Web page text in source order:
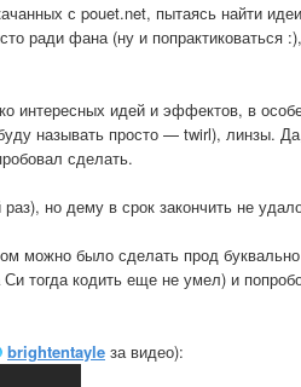
с pouet.net, пытаясь найти
ради фана (ну и попрактиковаться
интересных идей и эффектов, в
называть просто — twirl), линзы.
сделать.
но дему в срок закончить не
можно было сделать прод
тогда кодить еще не умел) и
brightentayle за видео):